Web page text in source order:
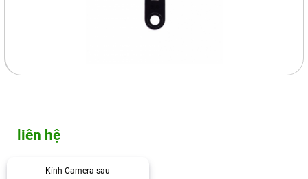
liên hệ
Kính Camera sau